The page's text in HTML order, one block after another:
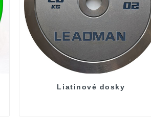
Liatinové dosky